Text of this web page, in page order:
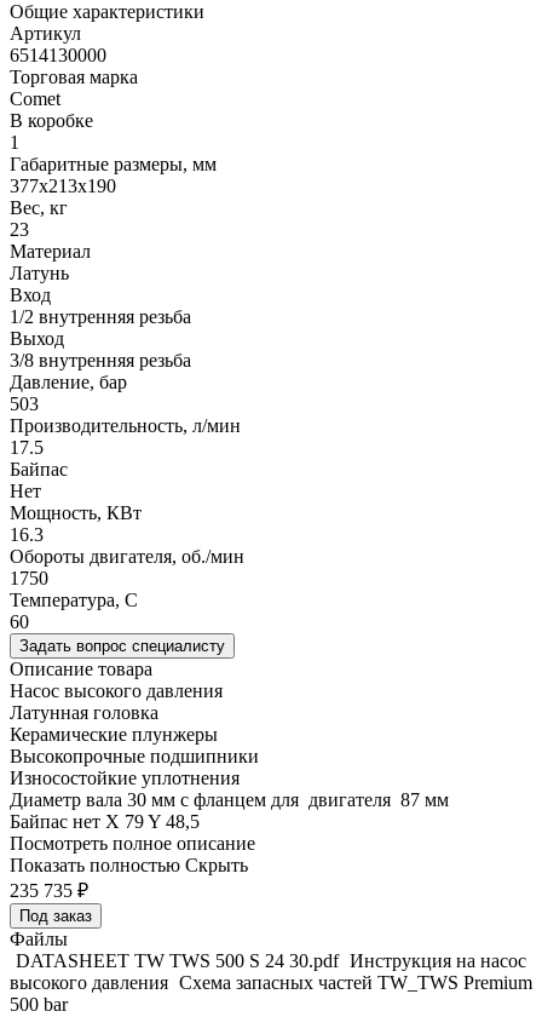
Общие характеристики
Артикул
6514130000
Торговая марка
Comet
В коробке
1
Габаритные размеры, мм
377x213x190
Вес, кг
23
Материал
Латунь
Вход
1/2 внутренняя резьба
Выход
3/8 внутренняя резьба
Давление, бар
503
Производительность, л/мин
17.5
Байпас
Нет
Мощность, КВт
16.3
Обороты двигателя, об./мин
1750
Температура, C
60
Задать вопрос специалисту
Описание товара
Насос высокого давления
Латунная головка
Керамические плунжеры
Высокопрочные подшипники
Износостойкие уплотнения
Диаметр вала 30 мм с фланцем для двигателя 87 мм
Байпас нет X 79 Y 48,5
Посмотреть полное описание
Показать полностью Скрыть
235 735 ₽
Под заказ
Файлы
DATASHEET TW TWS 500 S 24 30.pdf Инструкция на насос
высокого давления Схема запасных частей TW_TWS Premium
500 bar